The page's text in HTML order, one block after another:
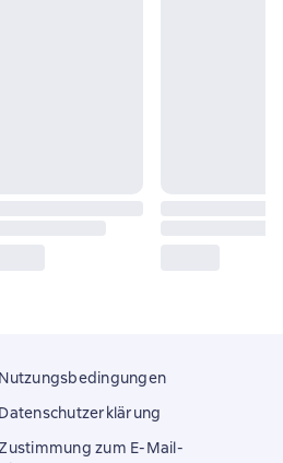
Nutzungsbedingungen
Datenschutzerklärung
Zustimmung zum E-Mail-